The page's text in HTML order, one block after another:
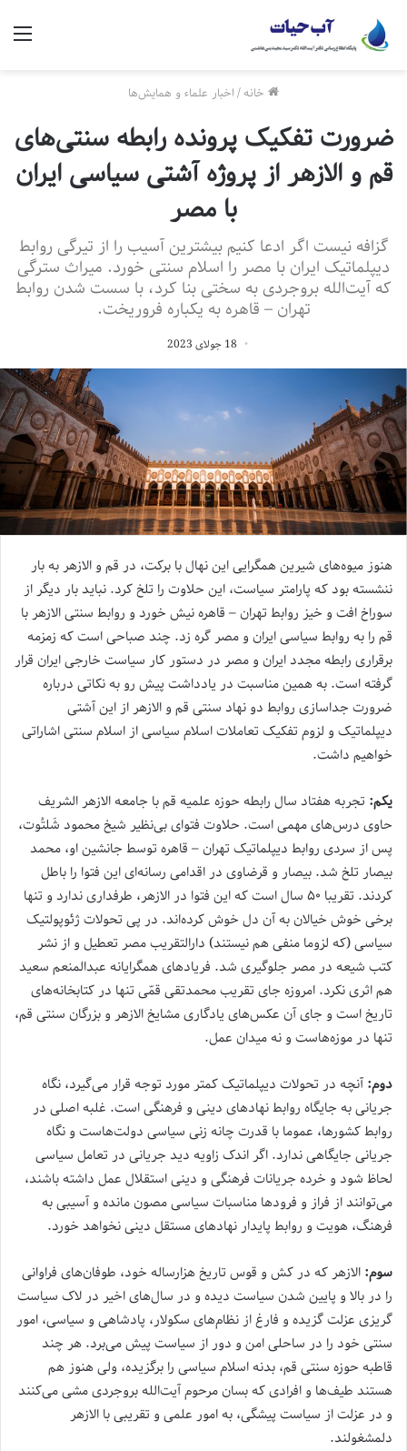
خانه/اخبار علماء و همایش‌ها
ضرورت تفکیک پرونده رابطه سنتی‌های
قم و الازهر از پروژه آشتی سیاسی ایران
با مصر
گزافه نیست اگر ادعا کنیم بیشترین آسیب را از تیرگی روابط
دیپلماتیک ایران با مصر را اسلام سنتی خورد. میراث سترگی
که آیت‌الله بروجردی به سختی بنا کرد، با سست شدن روابط
تهران – قاهره به یکباره فروریخت.
18 جولای 2023
هنوز میوه‌های شیرین همگرایی این نهال با برکت، در قم و الازهر به بار
ننشسته بود که پارامتر سیاست، این حلاوت را تلخ کرد. نباید بار دیگر از
سوراخ افت و خیز روابط تهران – قاهره نیش خورد و روابط سنتی الازهر با
قم را به روابط سیاسی ایران و مصر گره زد. چند صباحی است که زمزمه
برقراری رابطه مجدد ایران و مصر در دستور کار سیاست خارجی ایران قرار
گرفته است. به همین مناسبت در یادداشت پیش رو به نکاتی درباره
ضرورت جداسازی روابط دو نهاد سنتی قم و الازهر از این آشتی
دیپلماتیک و لزوم تفکیک تعاملات اسلام سیاسی از اسلام سنتی اشاراتی
خواهیم داشت.
یکم: تجربه هفتاد سال رابطه حوزه علمیه قم با جامعه الازهر الشریف
حاوی درس‌های مهمی است. حلاوت فتوای بی‌نظیر شیخ محمود شَلتُوت،
پس از سردی روابط دیپلماتیک تهران – قاهره توسط جانشین او، محمد
بیصار تلخ شد. بیصار و قرضاوی در اقدامی رسانه‌‌ای این فتوا را باطل
کردند. تقریبا ۵۰ سال است که این فتوا در الازهر، طرفداری ندارد و تنها
برخی خوش خیالان به آن دل خوش کرده‌اند. در پی تحولات ژئوپولتیک
سیاسی (که لزوما منفی هم نیستند) دارالتقریب مصر تعطیل و از نشر
کتب شیعه در مصر جلوگیری شد. فریادهای همگرایانه عبدالمنعم سعید
هم اثری نکرد. امروزه جای تقریب محمدتقی قمّی تنها در کتابخانه‌های
تاریخ است و جای آن عکس‌های یادگاری مشایخ الازهر و بزرگان سنتی قم،
تنها در موزه‌هاست و نه میدان عمل.
دوم:آنچه در تحولات دیپلماتیک کمتر مورد توجه قرار‌ می‌گیرد، نگاه
جریانی به جایگاه روابط نهادهای دینی و فرهنگی است. غلبه اصلی در
روابط کشورها، عموما با قدرت چانه زنی سیاسی دولت‌هاست و نگاه
جریانی جایگاهی ندارد. اگر اندک زاویه دید جریانی در تعامل سیاسی
لحاظ شود و خرده جریانات فرهنگی و دینی استقلال عمل داشته باشند،‌
می‌توانند از فراز و فرودها مناسبات سیاسی مصون مانده و آسیبی به
فرهنگ، هویت و روابط پایدار نهادهای مستقل دینی نخواهد خورد.
سوم: الازهر که در کش و قوس تاریخ هزارساله خود، طوفان‌های فراوانی
را در بالا و پایین شدن سیاست دیده و در سال‌های اخیر در لاک سیاست
گریزی عزلت گزیده و فارغ از نظام‌های سکولار، پادشاهی و سیاسی، امور
سنتی خود را در ساحلی امن و دور از سیاست پیش‌ می‌برد. هر چند
قاطبه حوزه سنتی قم، بدنه اسلام سیاسی را برگزیده، ولی هنوز هم
هستند طیف‌ها و افرادی که بسان مرحوم آیت‌الله بروجردی مشی‌ می‌کنند
و در عزلت از سیاست پیشگی، به امور علمی و تقریبی با الازهر
دلمشغولند.